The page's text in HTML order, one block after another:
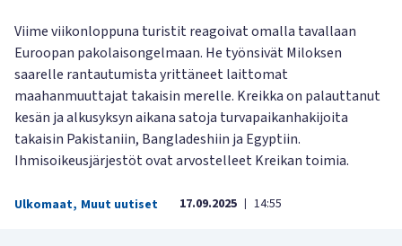
Viime viikonloppuna turistit reagoivat omalla tavallaan
Euroopan pakolaisongelmaan. He työnsivät Miloksen
saarelle rantautumista yrittäneet laittomat
maahanmuuttajat takaisin merelle. Kreikka on palauttanut
kesän ja alkusyksyn aikana satoja turvapaikanhakijoita
takaisin Pakistaniin, Bangladeshiin ja Egyptiin.
Ihmisoikeusjärjestöt ovat arvostelleet Kreikan toimia.
Ulkomaat, Muut uutiset 17.09.2025 | 14:55